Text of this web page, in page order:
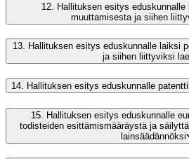
12. Hallituksen esitys
muuttamisesta ja siihen
13. Hallituksen esitys eduskunnalle laiksi
ja siihen liittyviksi
14. Hallituksen esitys eduskunnalle
15. Hallituksen esitys eduskunnalle
todisteiden esittämismääräystä ja
lainsäädännöksi